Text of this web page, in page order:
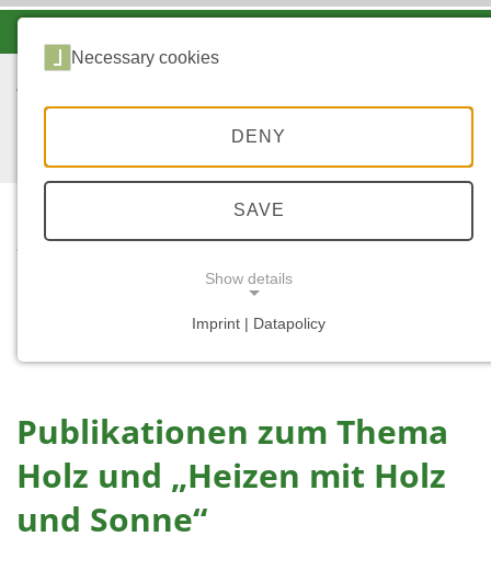
START
...
PUBLIKATIONEN ZUM
Publikationen zum Thema
Holz und „Heizen mit Holz
und Sonne“
Necessary cookies
DENY
SAVE
Show details
Imprint | Datapolicy